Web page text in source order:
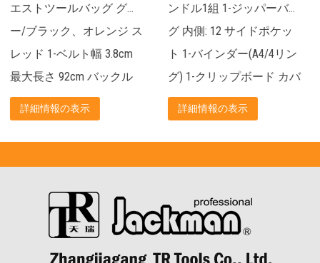
ス
ル
ンドル1組 1-ジッパーバッ
グ 内側: 12 サイドポケッ
ト 1-バインダー(A4/4リン
グ) 1-クリップボード カバ
ー付...
詳細情報の表示
グマウストート ウェビン
グハンドル1組 二次元リ
ング フロント: 3 ポケット
リア: 3 ポケット 内部: 8-
ポケット...
詳細情報の表示